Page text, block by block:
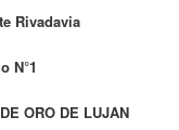
Rivadavia
N°1
ORO DE LUJAN